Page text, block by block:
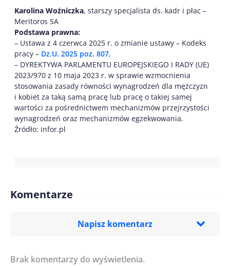
Karolina Woźniczka, starszy specjalista ds. kadr i płac –
Meritoros SA
Podstawa prawna:
– Ustawa z 4 czerwca 2025 r. o zmianie ustawy – Kodeks
pracy – Dz.U. 2025 poz. 807,
– DYREKTYWA PARLAMENTU EUROPEJSKIEGO I RADY (UE)
2023/970 z 10 maja 2023 r. w sprawie wzmocnienia
stosowania zasady równości wynagrodzeń dla mężczyzn
i kobiet za taką samą pracę lub pracę o takiej samej
wartości za pośrednictwem mechanizmów przejrzystości
wynagrodzeń oraz mechanizmów egzekwowania.
Źródło: infor.pl
Komentarze
Napisz komentarz
Imię/ Nick*
Brak komentarzy do wyświetlenia.